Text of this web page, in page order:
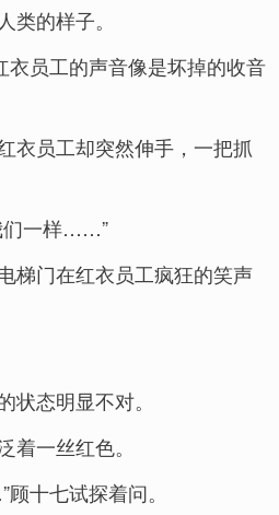
的样子。
员工的声音像是坏掉的收音
衣员工却突然伸手，一把抓
一样……”
梯门在红衣员工疯狂的笑声
状态明显不对。
一丝红色。
十七试探着问。